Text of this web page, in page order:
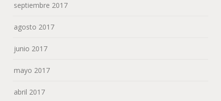
septiembre 2017
agosto 2017
junio 2017
mayo 2017
abril 2017